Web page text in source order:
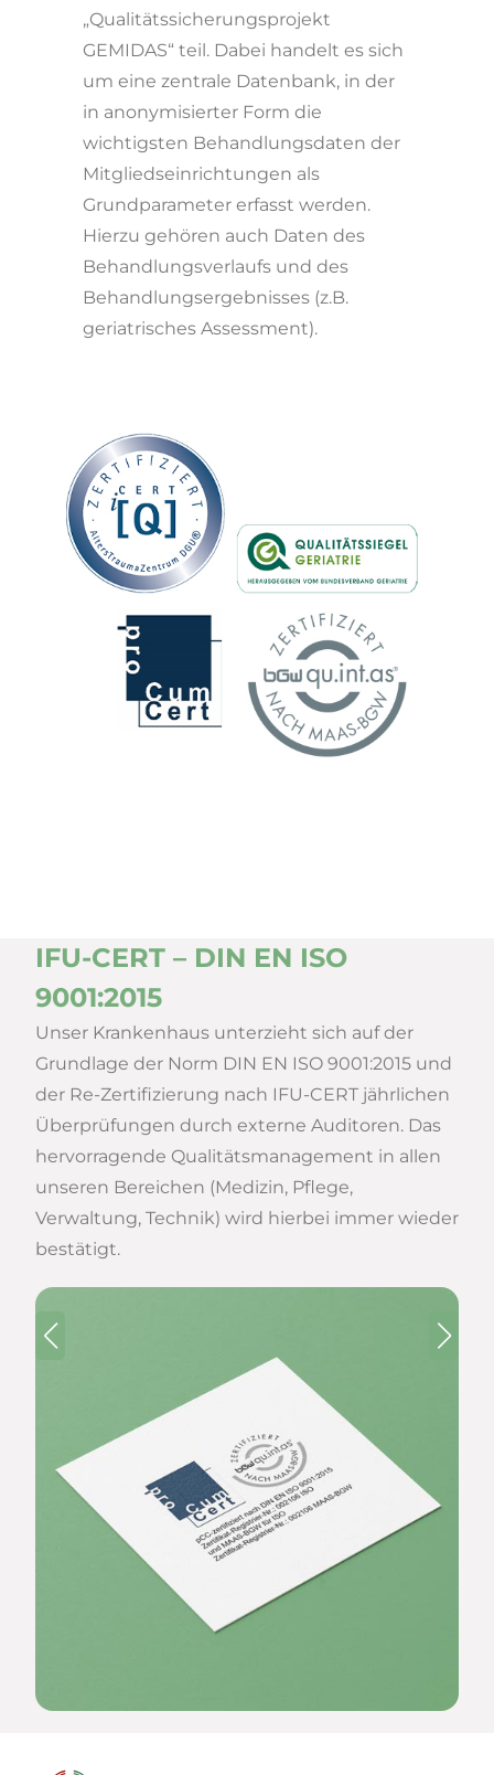
„Qualitätssicherungsprojekt
GEMIDAS“ teil. Dabei handelt es sich
um eine zentrale Datenbank, in der
in anonymisierter Form die
wichtigsten Behandlungsdaten der
Mitgliedseinrichtungen als
Grundparameter erfasst werden.
Hierzu gehören auch Daten des
Behandlungsverlaufs und des
Behandlungsergebnisses (z.B.
geriatrisches Assessment).
IFU-CERT – DIN EN ISO
9001:2015
Unser Kranken­haus unterzieht sich auf der
Grundlage der Norm DIN EN ISO 9001:2015 und
der Re-Zertifizierung nach IFU-CERT jährlichen
Überprüfungen durch externe Auditoren. Das
hervorragende Qualitäts­management in allen
unseren Bereichen (Medizin, Pflege,
Verwaltung, Technik) wird hierbei immer wieder
bestätigt.